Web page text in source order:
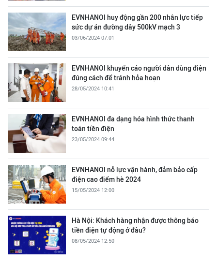
EVNHANOI huy động gần 200 nhân lực tiếp
sức dự án đường dây 500kV mạch 3
03/06/2024 07:01
EVNHANOI khuyến cáo người dân dùng điện
đúng cách để tránh hỏa hoạn
28/05/2024 10:41
EVNHANOI đa dạng hóa hình thức thanh
toán tiền điện
23/05/2024 09:44
EVNHANOI nỗ lực vận hành, đảm bảo cấp
điện cao điểm hè 2024
15/05/2024 12:00
Hà Nội: Khách hàng nhận được thông báo
tiền điện tự động ở đâu?
08/05/2024 12:50